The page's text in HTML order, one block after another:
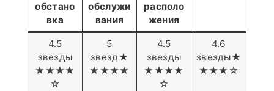
обстано
вка
обслужи
вания
располо
жения
4.5
звезды
★★★★
☆
5
звезд★
★★★★
4.5
звезды
★★★★
☆
4.6
звезды★
★★★☆